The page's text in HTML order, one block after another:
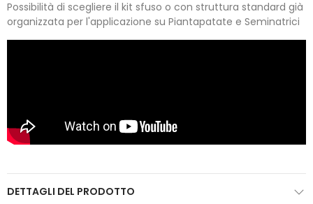
Possibilità di scegliere il kit sfuso o con struttura standard già
organizzata per l'applicazione su Piantapatate e Seminatrici
DETTAGLI DEL PRODOTTO